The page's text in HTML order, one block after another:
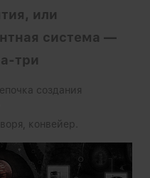
или
система —
три
создания
конвейер.